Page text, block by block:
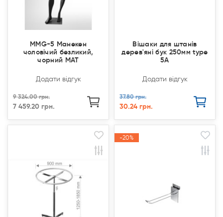
MMG-5 Манекен
чоловічий безликий,
чорний МАТ
Додати відгук
9 324.00 грн.
7 459.20 грн.
Вішаки для штанів
дерев'яні бук 250мм type
5A
Додати відгук
37.80 грн.
30.24 грн.
-20%
-20%